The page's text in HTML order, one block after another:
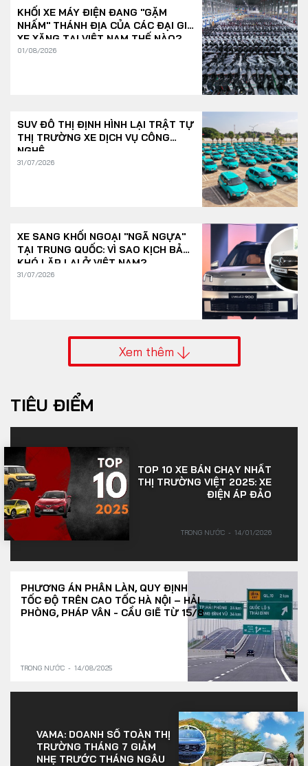
KHỐI XE MÁY ĐIỆN ĐANG "GẶM
NHẤM" THÁNH ĐỊA CỦA CÁC ĐẠI GIA
XE XĂNG TẠI VIỆT NAM THẾ NÀO?
01/08/2026
SUV ĐÔ THỊ ĐỊNH HÌNH LẠI TRẬT TỰ
THỊ TRƯỜNG XE DỊCH VỤ CÔNG
NGHỆ
31/07/2026
XE SANG KHỐI NGOẠI "NGÃ NGỰA"
TẠI TRUNG QUỐC: VÌ SAO KỊCH BẢN
KHÓ LẶP LẠI Ở VIỆT NAM?
31/07/2026
Xem thêm
TIÊU ĐIỂM
TOP 10 XE BÁN CHẠY NHẤT
THỊ TRƯỜNG VIỆT 2025: XE
ĐIỆN ÁP ĐẢO
TRONG NƯỚC 14/01/2026
PHƯƠNG ÁN PHÂN LÀN, QUY ĐỊNH
TỐC ĐỘ TRÊN CAO TỐC HÀ NỘI – HẢI
PHÒNG, PHÁP VÂN - CẦU GIẼ TỪ 15/8
TRONG NƯỚC 14/08/2025
VAMA: DOANH SỐ TOÀN THỊ
TRƯỜNG THÁNG 7 GIẢM
NHẸ TRƯỚC THÁNG NGÂU